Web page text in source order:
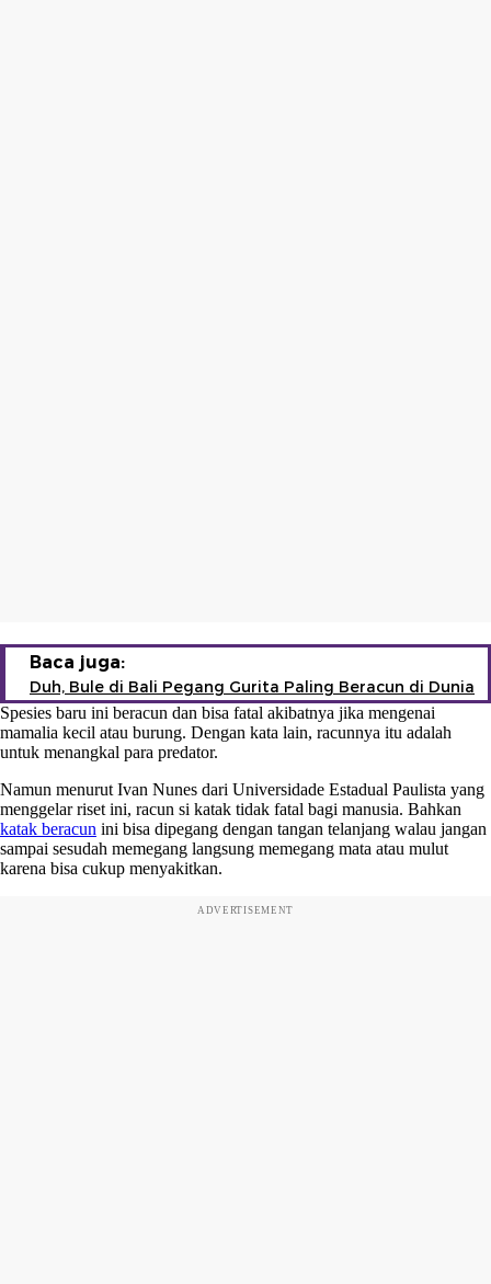
Baca juga:
Duh, Bule di Bali Pegang Gurita Paling Beracun di Dunia
Spesies baru ini beracun dan bisa fatal akibatnya jika mengenai
mamalia kecil atau burung. Dengan kata lain, racunnya itu adalah
untuk menangkal para predator.
Namun menurut Ivan Nunes dari Universidade Estadual Paulista yang
menggelar riset ini, racun si katak tidak fatal bagi manusia. Bahkan
katak beracun ini bisa dipegang dengan tangan telanjang walau jangan
sampai sesudah memegang langsung memegang mata atau mulut
karena bisa cukup menyakitkan.
ADVERTISEMENT